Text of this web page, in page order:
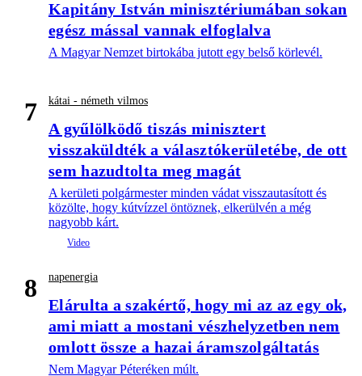
Kapitány István minisztériumában sokan
egész mással vannak elfoglalva
A Magyar Nemzet birtokába jutott egy belső körlevél.
7 kátai - németh vilmos
A gyűlölködő tiszás minisztert
visszaküldték a választókerületébe, de ott
sem hazudtolta meg magát
A kerületi polgármester minden vádat visszautasított és
közölte, hogy kútvízzel öntöznek, elkerülvén a még
nagyobb kárt.
8 napenergia
Elárulta a szakértő, hogy mi az az egy ok,
ami miatt a mostani vészhelyzetben nem
omlott össze a hazai áramszolgáltatás
Nem Magyar Péteréken múlt.